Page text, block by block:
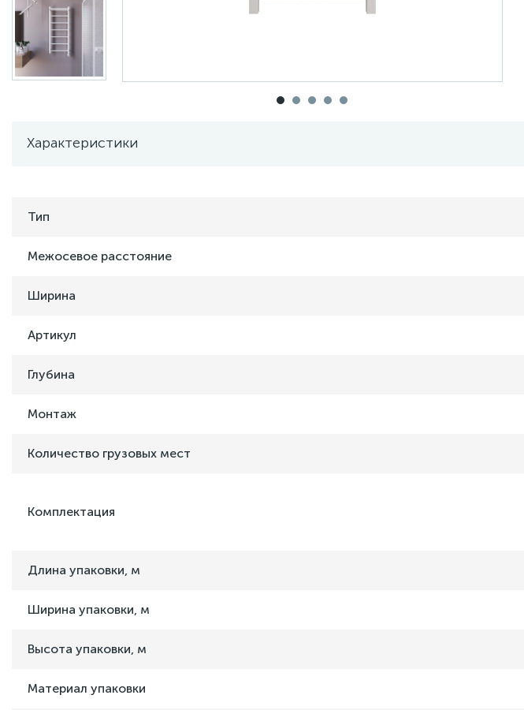
Характеристики
Тип
Межосевое расстояние
Ширина
Артикул
Глубина
Монтаж
Количество грузовых мест
Комплектация
Длина упаковки, м
Ширина упаковки, м
Высота упаковки, м
Материал упаковки